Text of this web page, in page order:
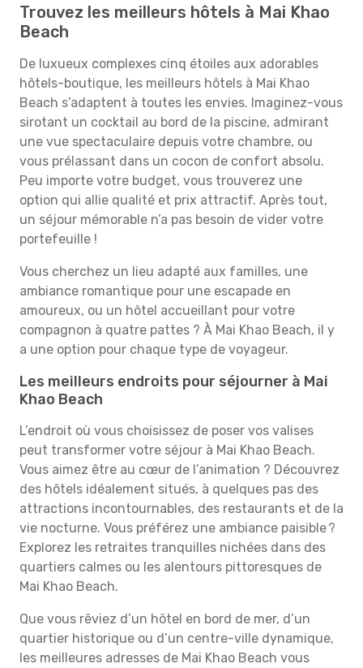
Trouvez les meilleurs hôtels à Mai Khao
Beach
De luxueux complexes cinq étoiles aux adorables
hôtels-boutique, les meilleurs hôtels à Mai Khao
Beach s’adaptent à toutes les envies. Imaginez-vous
sirotant un cocktail au bord de la piscine, admirant
une vue spectaculaire depuis votre chambre, ou
vous prélassant dans un cocon de confort absolu.
Peu importe votre budget, vous trouverez une
option qui allie qualité et prix attractif. Après tout,
un séjour mémorable n’a pas besoin de vider votre
portefeuille !
Vous cherchez un lieu adapté aux familles, une
ambiance romantique pour une escapade en
amoureux, ou un hôtel accueillant pour votre
compagnon à quatre pattes ? À Mai Khao Beach, il y
a une option pour chaque type de voyageur.
Les meilleurs endroits pour séjourner à Mai
Khao Beach
L’endroit où vous choisissez de poser vos valises
peut transformer votre séjour à Mai Khao Beach.
Vous aimez être au cœur de l’animation ? Découvrez
des hôtels idéalement situés, à quelques pas des
attractions incontournables, des restaurants et de la
vie nocturne. Vous préférez une ambiance paisible ?
Explorez les retraites tranquilles nichées dans des
quartiers calmes ou les alentours pittoresques de
Mai Khao Beach.
Que vous rêviez d’un hôtel en bord de mer, d’un
quartier historique ou d’un centre-ville dynamique,
les meilleures adresses de Mai Khao Beach vous